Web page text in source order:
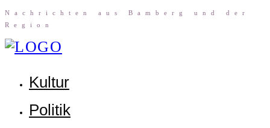
Nach­rich­ten aus Bam­berg und der
Region
Kul­tur
Poli­tik